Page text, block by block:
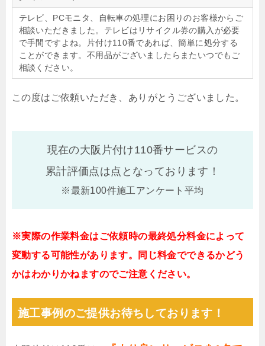
テレビ、PCモニタ、自転車の処理にお困りのお客様からご
相談いただきました。テレビはリサイクル券の購入が必要
で手間ですよね。片付け110番であれば、簡単に処分する
ことができます。不用品がございましたらまたいつでもご
相談ください。
この度はご依頼いただき、ありがとうございました。
現在の大阪片付け110番サービスの
累計評価点は点となっております！
※最新100件施工アンケート平均
※実際の作業料金はご依頼時の最終処分料金によって
変動する可能性があります。同じ料金でできるかどう
かはわかりかねますのでご注意ください。
施工事例のご提供お待ちしております！